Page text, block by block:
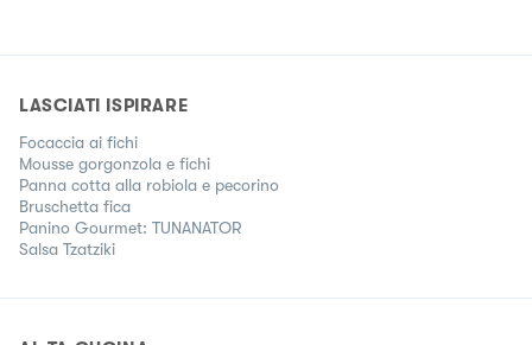
LASCIATI ISPIRARE
Focaccia ai fichi
Mousse gorgonzola e fichi
Panna cotta alla robiola e pecorino
Bruschetta fica
Panino Gourmet: TUNANATOR
Salsa Tzatziki